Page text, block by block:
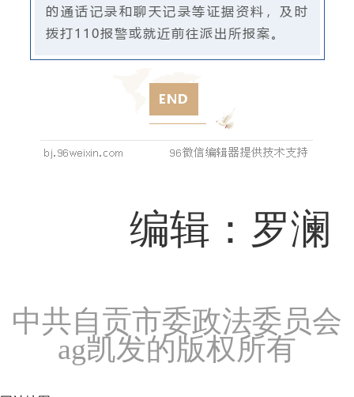
编辑：罗澜
中共自贡市委政法委员会
ag凯发的版权所有